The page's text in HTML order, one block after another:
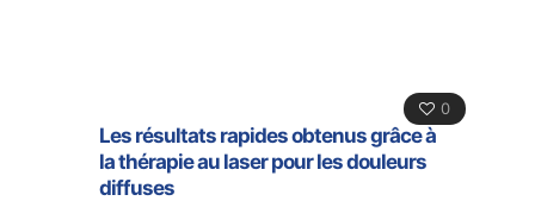
0
Les résultats rapides obtenus grâce à
la thérapie au laser pour les douleurs
diffuses